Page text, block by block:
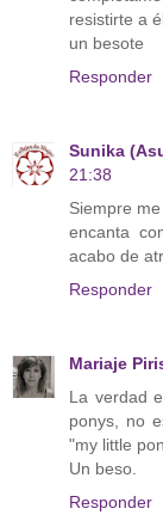
resistirte a
un besote
Responder
Sunika
21:38
Siempre
encanta
acabo de
Responder
Mariaje
La verdad
ponys, no
"my little
Un beso.
Responder